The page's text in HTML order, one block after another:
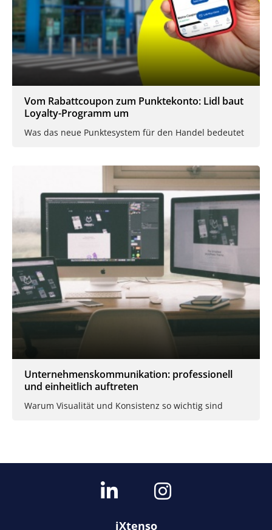
Vom Rabattcoupon zum Punktekonto: Lidl baut
Loyalty-Programm um
Was das neue Punktesystem für den Handel bedeutet
Unternehmenskommunikation: professionell
und einheitlich auftreten
Warum Visualität und Konsistenz so wichtig sind
iXtenso